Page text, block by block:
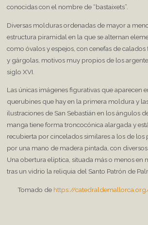
conocidas con el nombre de “bastaixets”.
Diversas molduras ordenadas de mayor a
estructura piramidal en la que se alternan
como óvalos y espejos, con cenefas de
y gárgolas, motivos muy propios de los
siglo XVI.
Las únicas imágenes figurativas que aparecen
querubines que hay en la primera moldura y
ilustraciones de San Sebastián en los ángulos
manga tiene forma troncocónica alargada y
recubierta por cincelados similares a los de los
por una mano de madera pintada, con
Una obertura elíptica, situada más o menos en
tras un vidrio la reliquia del Santo Patrón de
Tomado de https://